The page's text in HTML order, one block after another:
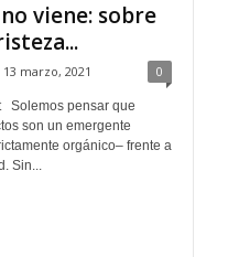
viene: sobre
13 marzo, 2021 0
Solemos pensar que
son un emergente
orgánico– frente a
Sin...